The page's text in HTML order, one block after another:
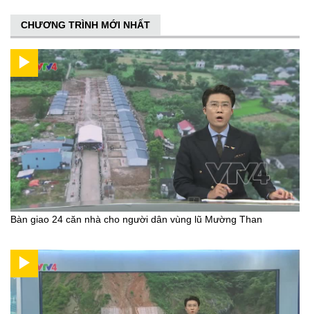
CHƯƠNG TRÌNH MỚI NHẤT
Bàn giao 24 căn nhà cho người dân vùng lũ Mường Than